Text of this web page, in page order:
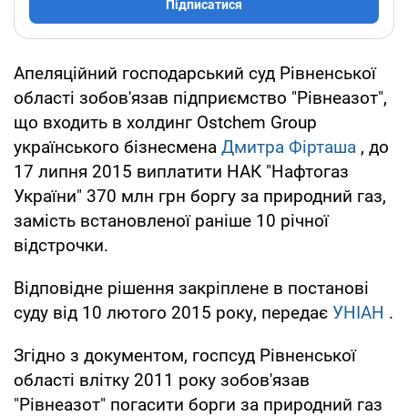
Підписатися
Апеляційний господарський суд Рівненської
області зобов'язав підприємство "Рівнеазот",
що входить в холдинг Ostchem Group
українського бізнесмена Дмитра Фірташа , до
17 липня 2015 виплатити НАК "Нафтогаз
України" 370 млн грн боргу за природний газ,
замість встановленої раніше 10 річної
відстрочки.
Відповідне рішення закріплене в постанові
суду від 10 лютого 2015 року, передає УНІАН .
Згідно з документом, госпсуд Рівненської
області влітку 2011 року зобов'язав
"Рівнеазот" погасити борги за природний газ